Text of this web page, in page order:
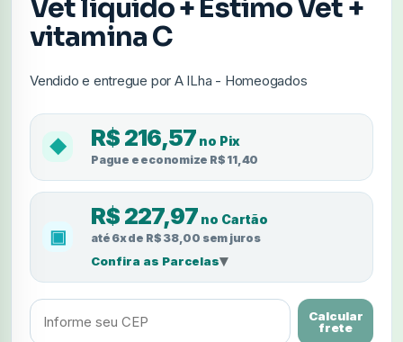
Vet líquido + Estimo Vet +
vitamina C
Vendido e entregue por A ILha - Homeogados
◆ R$ 216,57 no Pix
Pague e economize R$ 11,40
▣
R$ 227,97 no Cartão
até 6x de R$ 38,00 sem juros
Confira as Parcelas▾
Calcular
frete